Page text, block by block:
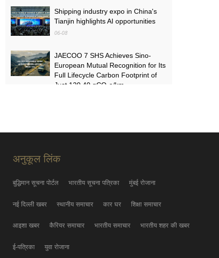
Shipping industry expo in China's
Tianjin highlights AI opportunities
06-08
JAECOO 7 SHS Achieves Sino-
European Mutual Recognition for Its
Full Lifecycle Carbon Footprint of
Just 120.40 gCO₂e/km
05-21
अनुकूल लिंक
बुद्धिमान सूचना पोर्टल भारतीय सूचना पत्रिका मुंबई रोजाना
नई दिल्ली खबर स्थानीय समाचार कार घर शिक्षा समाचार
आइशा खबर कैरियर समाचार भारतीय समाचार भारतीय शहर की खबर
ई-पत्रिका युवा रोजाना